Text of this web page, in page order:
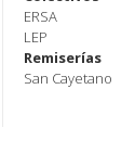
ERSA
LEP
Remiserías
San Cayetano